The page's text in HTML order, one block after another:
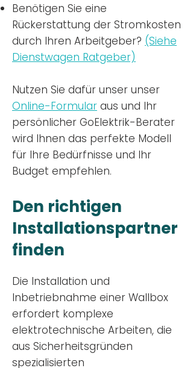
Benötigen Sie eine
Rückerstattung der Stromkosten
durch Ihren Arbeitgeber? (Siehe
Dienstwagen Ratgeber)
Nutzen Sie dafür unser unser
Online-Formular aus und Ihr
persönlicher GoElektrik-Berater
wird Ihnen das perfekte Modell
für Ihre Bedürfnisse und Ihr
Budget empfehlen.
Den richtigen
Installationspartner
finden
Die Installation und
Inbetriebnahme einer Wallbox
erfordert komplexe
elektrotechnische Arbeiten, die
aus Sicherheitsgründen
spezialisierten